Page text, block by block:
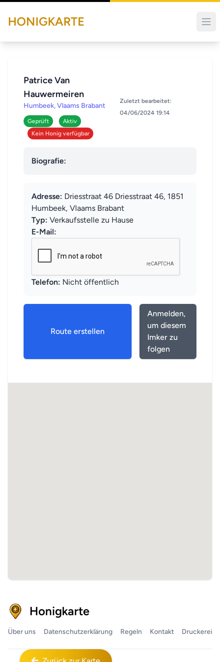
HONIGKARTE
Patrice Van
Hauwermeiren
Humbeek, Vlaams Brabant
Geprüft
Aktiv
Kein Honig verfügbar
Zuletzt bearbeitet:
04/06/2024 19:14
Biografie:
Adresse: Driesstraat 46 Driesstraat 46, 1851
Humbeek, Vlaams Brabant
Typ: Verkaufsstelle zu Hause
E-Mail:
Telefon: Nicht öffentlich
Route erstellen
Anmelden,
um diesem
Imker zu
folgen
Honigkarte
Über uns Datenschutzerklärung Regeln Kontakt Druckerei